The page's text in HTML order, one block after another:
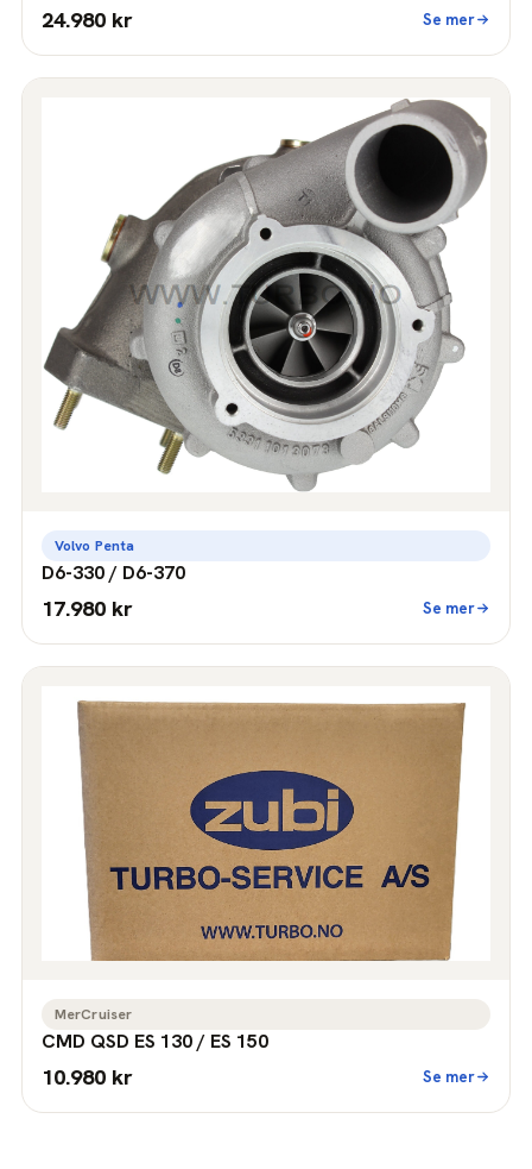
24.980 kr Se mer
Volvo Penta
D6-330 / D6-370
17.980 kr Se mer
MerCruiser
CMD QSD ES 130 / ES 150
10.980 kr Se mer